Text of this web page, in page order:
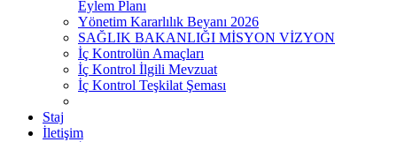
Eylem Planı
Yönetim Kararlılık Beyanı 2026
SAĞLIK BAKANLIĞI MİSYON VİZYON
İç Kontrolün Amaçları
İç Kontrol İlgili Mevzuat
İç Kontrol Teşkilat Şeması
Staj
İletişim